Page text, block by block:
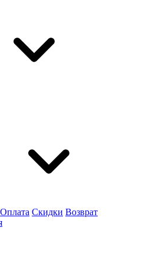
Оплата Скидки Возврат